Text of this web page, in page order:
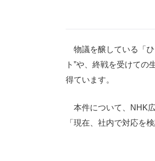
物議を醸している「ひ
ト”や、終戦を受けて
得ています。
本件について、NHK
「現在、社内で対応を